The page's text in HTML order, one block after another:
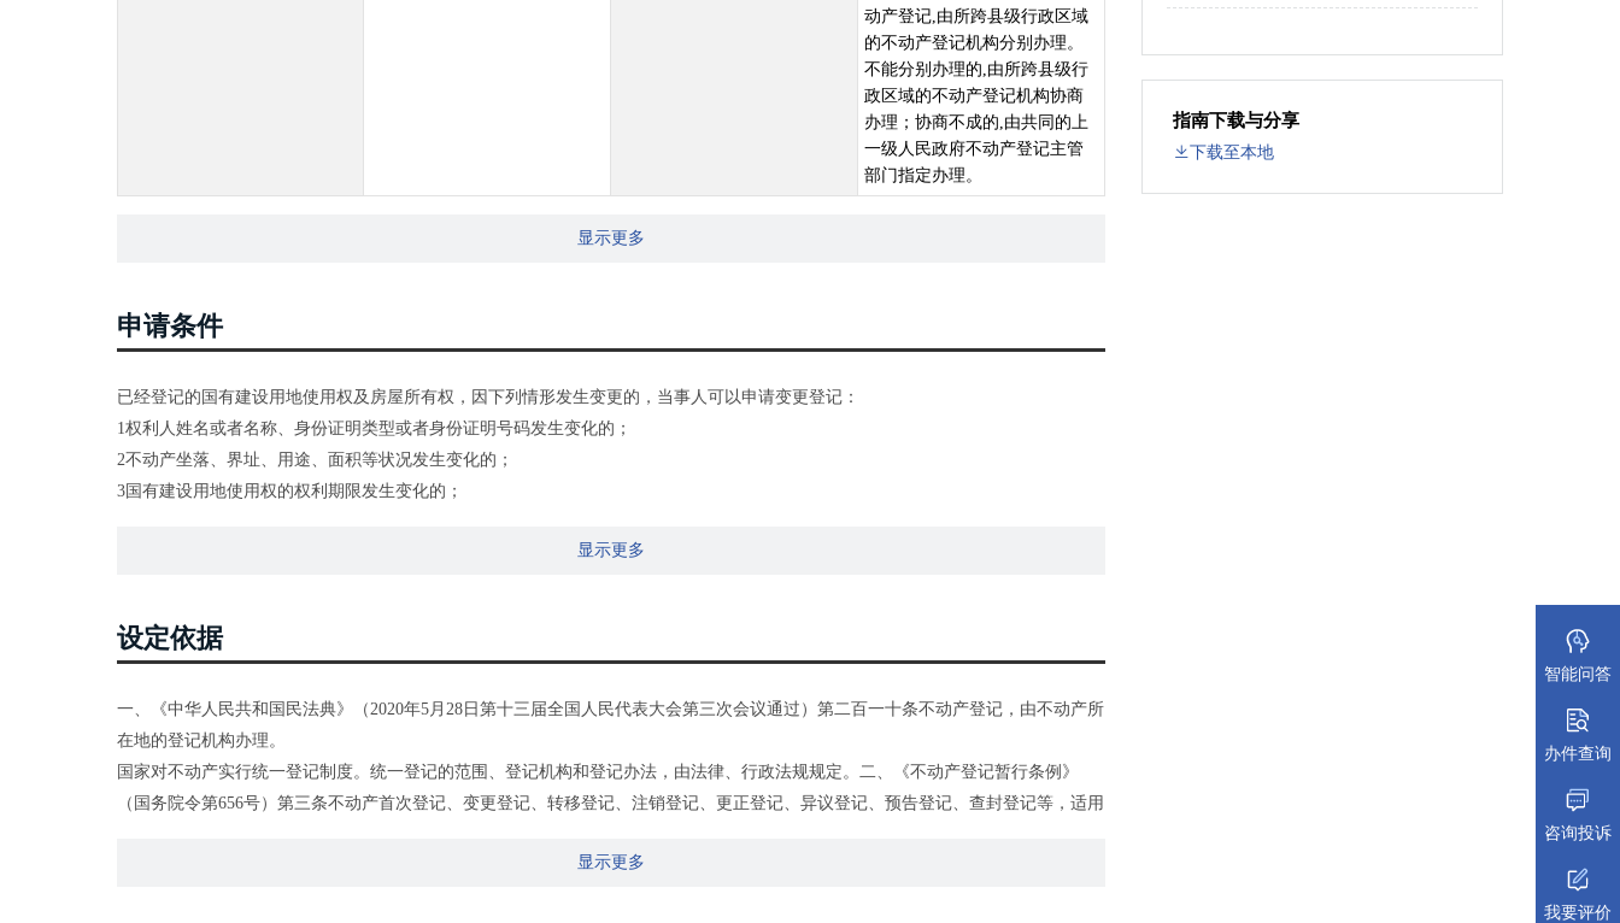
动产登记,由所跨县级行政区域
的不动产登记机构分别办理。
不能分别办理的,由所跨县级行
政区域的不动产登记机构协商
办理；协商不成的,由共同的上
一级人民政府不动产登记主管
部门指定办理。
显示更多
申请条件
已经登记的国有建设用地使用权及房屋所有权，因下列情形发生变更的，当事人可以申请变更登记：
1权利人姓名或者名称、身份证明类型或者身份证明号码发生变化的；
2不动产坐落、界址、用途、面积等状况发生变化的；
3国有建设用地使用权的权利期限发生变化的；
显示更多
设定依据
一、《中华人民共和国民法典》（2020年5月28日第十三届全国人民代表大会第三次会议通过）第二百一十条不动产登记，由不动产所
在地的登记机构办理。
国家对不动产实行统一登记制度。统一登记的范围、登记机构和登记办法，由法律、行政法规规定。二、《不动产登记暂行条例》
（国务院令第656号）第三条不动产首次登记、变更登记、转移登记、注销登记、更正登记、异议登记、预告登记、查封登记等，适用
显示更多
指南下载与分享
下载至本地
智能问答
办件查询
咨询投诉
我要评价